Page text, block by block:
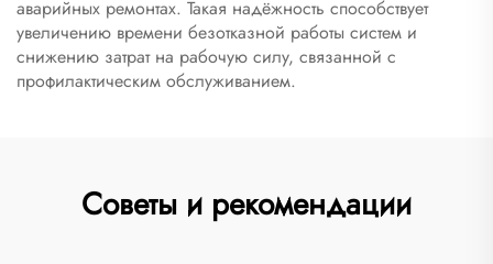
аварийных ремонтах. Такая надёжность способствует
увеличению времени безотказной работы систем и
снижению затрат на рабочую силу, связанной с
профилактическим обслуживанием.
Советы и рекомендации